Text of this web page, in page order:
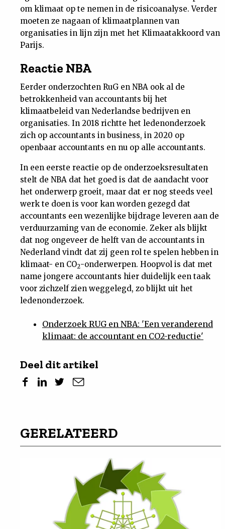
om klimaat op te nemen in de risicoanalyse. Verder
moeten ze nagaan of klimaatplannen van
organisaties in lijn zijn met het Klimaatakkoord van
Parijs.
Reactie NBA
Eerder onderzochten RuG en NBA ook al de
betrokkenheid van accountants bij het
klimaatbeleid van Nederlandse bedrijven en
organisaties. In 2018 richtte het ledenonderzoek
zich op accountants in business, in 2020 op
openbaar accountants en nu op alle accountants.
In een eerste reactie op de onderzoeksresultaten
stelt de NBA dat het goed is dat de aandacht voor
het onderwerp groeit, maar dat er nog steeds veel
werk te doen is voor kan worden gezegd dat
accountants een wezenlijke bijdrage leveren aan de
verduurzaming van de economie. Zeker als blijkt
dat nog ongeveer de helft van de accountants in
Nederland vindt dat zij geen rol te spelen hebben in
klimaat- en CO2-onderwerpen. Hoopvol is dat met
name jongere accountants hier duidelijk een taak
voor zichzelf zien weggelegd, zo blijkt uit het
ledenonderzoek.
Onderzoek RUG en NBA: 'Een veranderend
klimaat: de accountant en CO2-reductie'
Deel dit artikel
GERELATEERD